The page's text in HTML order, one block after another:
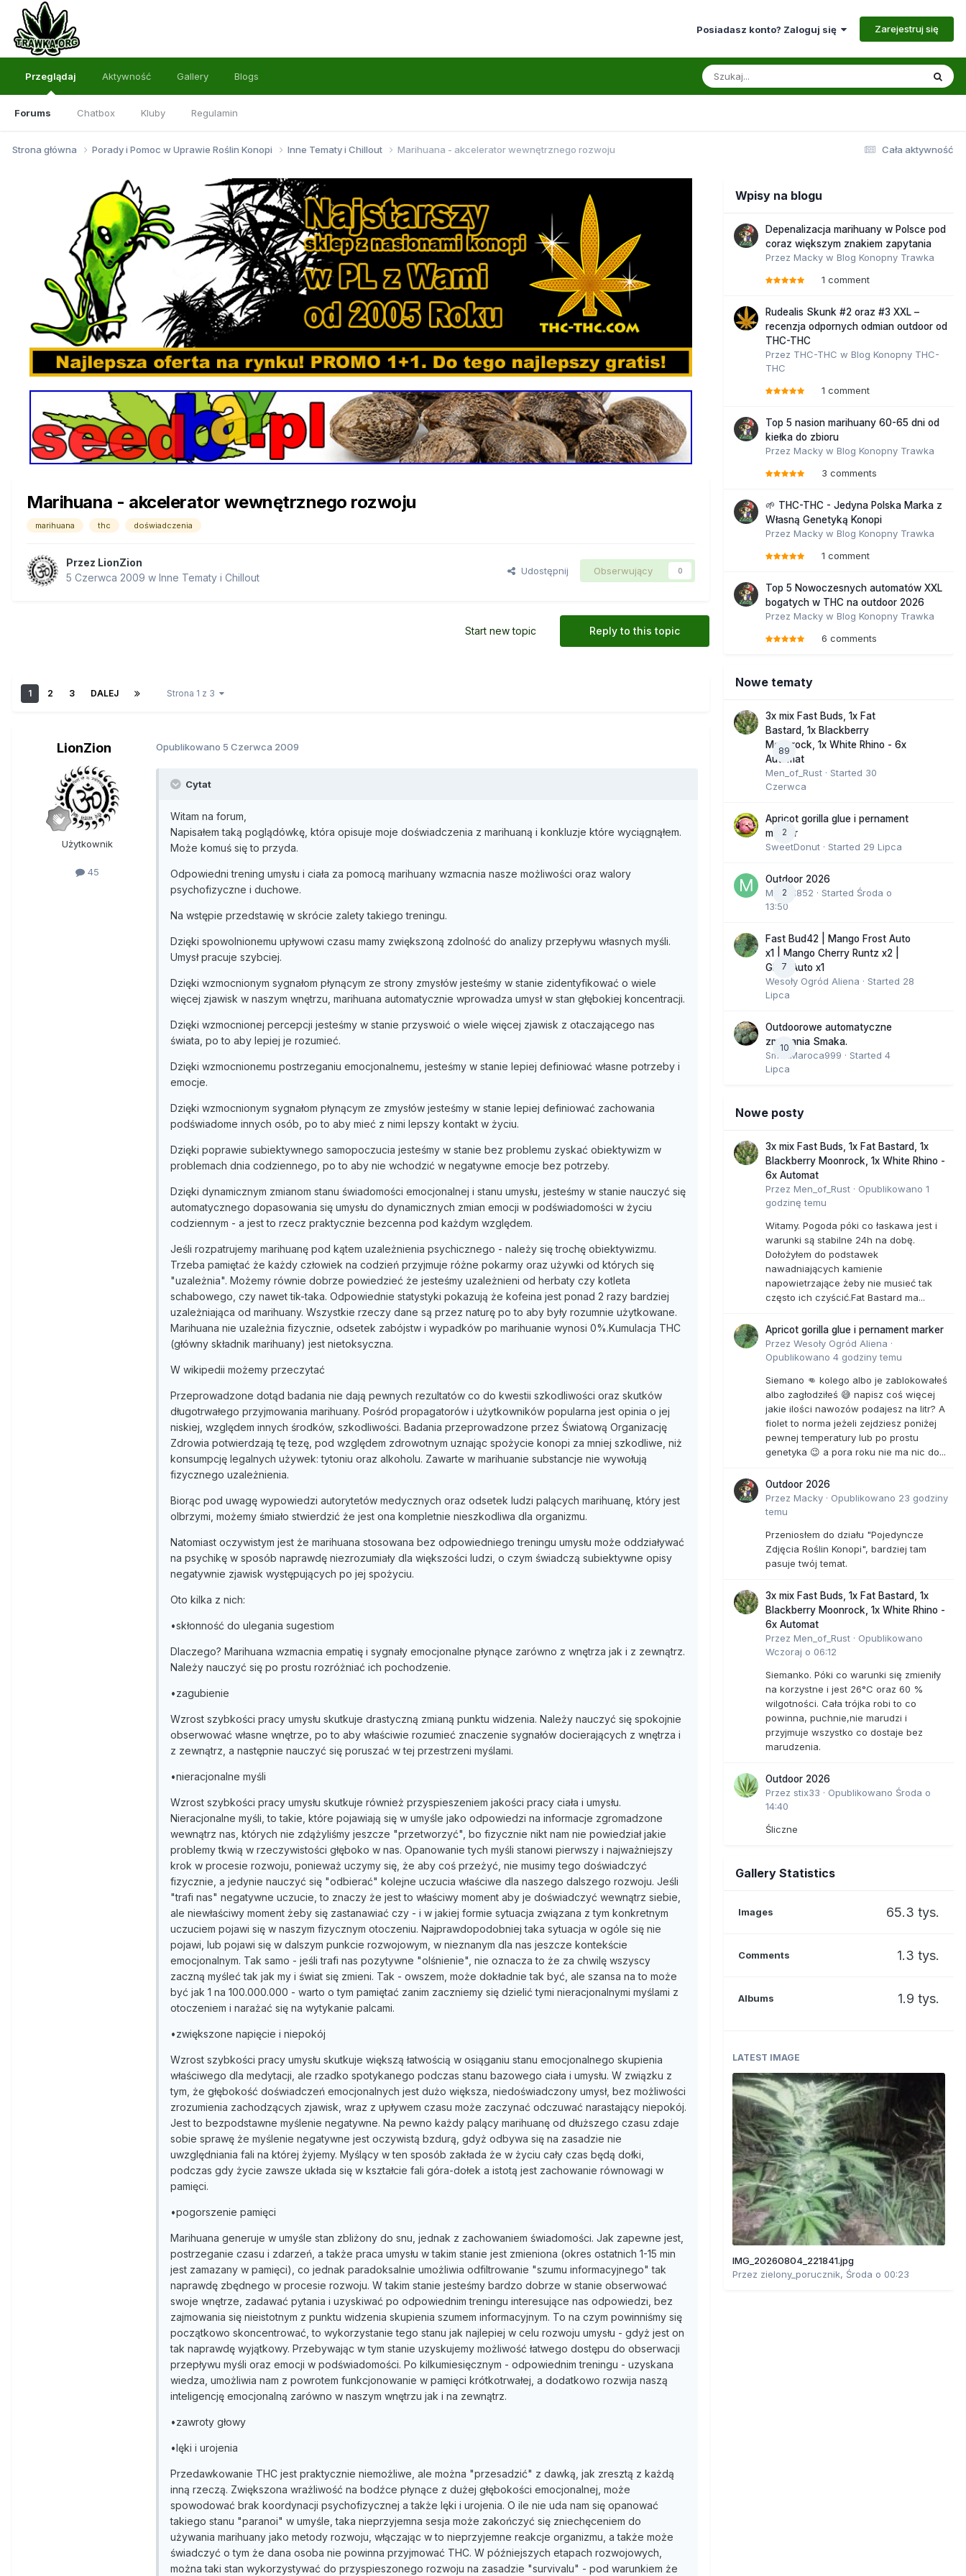
Posiadasz konto? Zaloguj się Zarejestruj się
Przeglądaj
Forums Chatbox Kluby Regulamin
Aktywność Gallery Blogs
Cała aktywność
Strona główna Porady i Pomoc w Uprawie Roślin Konopi Inne Tematy i Chillout Marihuana - akcelerator wewnętrznego rozwoju
Marihuana - akcelerator wewnętrznego rozwoju
marihuana thc doświadczenia
Przez LionZion
5 Czerwca 2009 w Inne Tematy i Chillout
Udostępnij Obserwujący 0
Reply to this topic
Start new topic
1 2 3 DALEJ Strona 1 z 3
LionZion
Użytkownik
45
Opublikowano 5 Czerwca 2009
Cytat
Witam na forum,
Napisałem taką poglądówkę, która opisuje moje doświadczenia z marihuaną i konkluzje które wyciągnąłem.
Może komuś się to przyda.
Odpowiedni trening umysłu i ciała za pomocą marihuany wzmacnia nasze możliwości oraz walory
psychofizyczne i duchowe.
Na wstępie przedstawię w skrócie zalety takiego treningu.
Dzięki spowolnionemu upływowi czasu mamy zwiększoną zdolność do analizy przepływu własnych myśli.
Umysł pracuje szybciej.
Dzięki wzmocnionym sygnałom płynącym ze strony zmysłów jesteśmy w stanie zidentyfikować o wiele
więcej zjawisk w naszym wnętrzu, marihuana automatycznie wprowadza umysł w stan głębokiej koncentracji.
Dzięki wzmocnionej percepcji jesteśmy w stanie przyswoić o wiele więcej zjawisk z otaczającego nas
świata, po to aby lepiej je rozumieć.
Dzięki wzmocnionemu postrzeganiu emocjonalnemu, jesteśmy w stanie lepiej definiować własne potrzeby i
emocje.
Dzięki wzmocnionym sygnałom płynącym ze zmysłów jesteśmy w stanie lepiej definiować zachowania
podświadome innych osób, po to aby mieć z nimi lepszy kontakt w życiu.
Dzięki poprawie subiektywnego samopoczucia jesteśmy w stanie bez problemu zyskać obiektywizm w
problemach dnia codziennego, po to aby nie wchodzić w negatywne emocje bez potrzeby.
Dzięki dynamicznym zmianom stanu świadomości emocjonalnej i stanu umysłu, jesteśmy w stanie nauczyć się
automatycznego dopasowania się umysłu do dynamicznych zmian emocji w podświadomości w życiu
codziennym - a jest to rzecz praktycznie bezcenna pod każdym względem.
Jeśli rozpatrujemy marihuanę pod kątem uzależnienia psychicznego - należy się trochę obiektywizmu.
Trzeba pamiętać że każdy człowiek na codzień przyjmuje różne pokarmy oraz używki od których się
"uzależnia". Możemy równie dobrze powiedzieć że jesteśmy uzależnieni od herbaty czy kotleta
schabowego, czy nawet tik-taka. Odpowiednie statystyki pokazują że kofeina jest ponad 2 razy bardziej
uzależniająca od marihuany. Wszystkie rzeczy dane są przez naturę po to aby były rozumnie użytkowane.
Marihuana nie uzależnia fizycznie, odsetek zabójstw i wypadków po marihuanie wynosi 0%.Kumulacja THC
(główny składnik marihuany) jest nietoksyczna.
W wikipedii możemy przeczytać
Przeprowadzone dotąd badania nie dają pewnych rezultatów co do kwestii szkodliwości oraz skutków
długotrwałego przyjmowania marihuany. Pośród propagatorów i użytkowników popularna jest opinia o jej
niskiej, względem innych środków, szkodliwości. Badania przeprowadzone przez Światową Organizację
Zdrowia potwierdzają tę tezę, pod względem zdrowotnym uznając spożycie konopi za mniej szkodliwe, niż
konsumpcję legalnych używek: tytoniu oraz alkoholu. Zawarte w marihuanie substancje nie wywołują
fizycznego uzależnienia.
Biorąc pod uwagę wypowiedzi autorytetów medycznych oraz odsetek ludzi palących marihuanę, który jest
olbrzymi, możemy śmiało stwierdzić że jest ona kompletnie nieszkodliwa dla organizmu.
Natomiast oczywistym jest że marihuana stosowana bez odpowiedniego treningu umysłu może oddziaływać
na psychikę w sposób naprawdę niezrozumiały dla większości ludzi, o czym świadczą subiektywne opisy
negatywnie zjawisk występujących po jej spożyciu.
Oto kilka z nich:
•skłonność do ulegania sugestiom
Dlaczego? Marihuana wzmacnia empatię i sygnały emocjonalne płynące zarówno z wnętrza jak i z zewnątrz.
Należy nauczyć się po prostu rozróżniać ich pochodzenie.
•zagubienie
Wzrost szybkości pracy umysłu skutkuje drastyczną zmianą punktu widzenia. Należy nauczyć się spokojnie
obserwować własne wnętrze, po to aby właściwie rozumieć znaczenie sygnałów docierających z wnętrza i
z zewnątrz, a następnie nauczyć się poruszać w tej przestrzeni myślami.
•nieracjonalne myśli
Wzrost szybkości pracy umysłu skutkuje również przyspieszeniem jakości pracy ciała i umysłu.
Nieracjonalne myśli, to takie, które pojawiają się w umyśle jako odpowiedzi na informacje zgromadzone
wewnątrz nas, których nie zdążyliśmy jeszcze "przetworzyć", bo fizycznie nikt nam nie powiedział jakie
problemy tkwią w rzeczywistości głęboko w nas. Opanowanie tych myśli stanowi pierwszy i najważniejszy
krok w procesie rozwoju, ponieważ uczymy się, że aby coś przeżyć, nie musimy tego doświadczyć
fizycznie, a jedynie nauczyć się "odbierać" kolejne uczucia właściwe dla naszego dalszego rozwoju. Jeśli
"trafi nas" negatywne uczucie, to znaczy że jest to właściwy moment aby je doświadczyć wewnątrz siebie,
ale niewłaściwy moment żeby się zastanawiać czy - i w jakiej formie sytuacja związana z tym konkretnym
uczuciem pojawi się w naszym fizycznym otoczeniu. Najprawdopodobniej taka sytuacja w ogóle się nie
pojawi, lub pojawi się w dalszym punkcie rozwojowym, w nieznanym dla nas jeszcze kontekście
emocjonalnym. Tak samo - jeśli trafi nas pozytywne "olśnienie", nie oznacza to że za chwilę wszyscy
zaczną myśleć tak jak my i świat się zmieni. Tak - owszem, może dokładnie tak być, ale szansa na to może
być jak 1 na 100.000.000 - warto o tym pamiętać zanim zaczniemy się dzielić tymi nieracjonalnymi myślami z
otoczeniem i narażać się na wytykanie palcami.
•zwiększone napięcie i niepokój
Wzrost szybkości pracy umysłu skutkuje większą łatwością w osiąganiu stanu emocjonalnego skupienia
właściwego dla medytacji, ale rzadko spotykanego podczas stanu bazowego ciała i umysłu. W związku z
tym, że głębokość doświadczeń emocjonalnych jest dużo większa, niedoświadczony umysł, bez możliwości
zrozumienia zachodzących zjawisk, wraz z upływem czasu może zaczynać odczuwać narastający niepokój.
Jest to bezpodstawne myślenie negatywne. Na pewno każdy palący marihuanę od dłuższego czasu zdaje
sobie sprawę że myślenie negatywne jest oczywistą bzdurą, gdyż odbywa się na zasadzie nie
uwzględniania fali na której żyjemy. Myślący w ten sposób zakłada że w życiu cały czas będą dołki,
podczas gdy życie zawsze układa się w kształcie fali góra-dołek a istotą jest zachowanie równowagi w
pamięci.
•pogorszenie pamięci
Marihuana generuje w umyśle stan zbliżony do snu, jednak z zachowaniem świadomości. Jak zapewne jest,
postrzeganie czasu i zdarzeń, a także praca umysłu w takim stanie jest zmieniona (okres ostatnich 1-15 min
jest zamazany w pamięci), co jednak paradoksalnie umożliwia odfiltrowanie "szumu informacyjnego" tak
naprawdę zbędnego w procesie rozwoju. W takim stanie jesteśmy bardzo dobrze w stanie obserwować
swoje wnętrze, zadawać pytania i uzyskiwać po odpowiednim treningu interesujące nas odpowiedzi, bez
zajmowania się nieistotnym z punktu widzenia skupienia szumem informacyjnym. To na czym powinniśmy się
początkowo skoncentrować, to wykorzystanie tego stanu jak najlepiej w celu rozwoju umysłu - gdyż jest on
tak naprawdę wyjątkowy. Przebywając w tym stanie uzyskujemy możliwość łatwego dostępu do obserwacji
przepływu myśli oraz emocji w podświadomości. Po kilkumiesięcznym - odpowiednim treningu - uzyskana
wiedza, umożliwia nam z powrotem funkcjonowanie w pamięci krótkotrwałej, a dodatkowo rozwija naszą
inteligencję emocjonalną zarówno w naszym wnętrzu jak i na zewnątrz.
•zawroty głowy
•lęki i urojenia
Przedawkowanie THC jest praktycznie niemożliwe, ale można "przesadzić" z dawką, jak zresztą z każdą
inną rzeczą. Zwiększona wrażliwość na bodźce płynące z dużej głębokości emocjonalnej, może
spowodować brak koordynacji psychofizycznej a także lęki i urojenia. O ile nie uda nam się opanować
takiego stanu "paranoi" w umyśle, taka nieprzyjemna sesja może zakończyć się zniechęceniem do
używania marihuany jako metody rozwoju, włączając w to nieprzyjemne reakcje organizmu, a także może
świadczyć o tym że dana osoba nie powinna przyjmować THC. W późniejszych etapach rozwojowych,
można taki stan wykorzystywać do przyspieszonego rozwoju na zasadzie "survivalu" - pod warunkiem że
Wpisy na blogu
Depenalizacja marihuany w Polsce pod
coraz większym znakiem zapytania
Przez Macky w Blog Konopny Trawka
1 comment
Rudealis Skunk #2 oraz #3 XXL –
recenzja odpornych odmian outdoor od
THC-THC
Przez THC-THC w Blog Konopny THC-
THC
1 comment
Top 5 nasion marihuany 60-65 dni od
kiełka do zbioru
Przez Macky w Blog Konopny Trawka
3 comments
🌱 THC-THC - Jedyna Polska Marka z
Własną Genetyką Konopi
Przez Macky w Blog Konopny Trawka
1 comment
Top 5 Nowoczesnych automatów XXL
bogatych w THC na outdoor 2026
Przez Macky w Blog Konopny Trawka
6 comments
Nowe tematy
89
3x mix Fast Buds, 1x Fat
Bastard, 1x Blackberry
Moonrock, 1x White Rhino - 6x
Automat
Men_of_Rust · Started 30
Czerwca
2
Apricot gorilla glue i pernament
marker
SweetDonut · Started 29 Lipca
2
Outdoor 2026
Marcel852 · Started Środa o
13:50
7
Fast Bud42 | Mango Frost Auto
x1 | Mango Cherry Runtz x2 |
GMO Auto x1
Wesoły Ogród Aliena · Started 28
Lipca
10
Outdoorowe automatyczne
zmagania Smaka.
SmakMaroca999 · Started 4
Lipca
Nowe posty
3x mix Fast Buds, 1x Fat Bastard, 1x
Blackberry Moonrock, 1x White Rhino -
6x Automat
Przez Men_of_Rust · Opublikowano 1
godzinę temu
Witamy. Pogoda póki co łaskawa jest i
warunki są stabilne 24h na dobę.
Dołożyłem do podstawek
nawadniających kamienie
napowietrzające żeby nie musieć tak
często ich czyścić.Fat Bastard ma...
Apricot gorilla glue i pernament marker
Przez Wesoły Ogród Aliena ·
Opublikowano 4 godziny temu
Siemano 👊 kolego albo je zablokowałeś
albo zagłodziłeś 😅 napisz coś więcej
jakie ilości nawozów podajesz na litr? A
fiolet to norma jeżeli zejdziesz poniżej
pewnej temperatury lub po prostu
genetyka 😉 a pora roku nie ma nic do...
Outdoor 2026
Przez Macky · Opublikowano 23 godziny
temu
Przeniosłem do działu "Pojedyncze
Zdjęcia Roślin Konopi", bardziej tam
pasuje twój temat.
3x mix Fast Buds, 1x Fat Bastard, 1x
Blackberry Moonrock, 1x White Rhino -
6x Automat
Przez Men_of_Rust · Opublikowano
Wczoraj o 06:12
Siemanko. Póki co warunki się zmieniły
na korzystne i jest 26°C oraz 60 %
wilgotności. Cała trójka robi to co
powinna, puchnie,nie marudzi i
przyjmuje wszystko co dostaje bez
marudzenia.
Outdoor 2026
Przez stix33 · Opublikowano Środa o
14:40
Śliczne
Gallery Statistics
Images 65.3 tys.
Comments 1.3 tys.
Albums 1.9 tys.
LATEST IMAGE
IMG_20260804_221841.jpg
Przez zielony_porucznik, Środa o 00:23